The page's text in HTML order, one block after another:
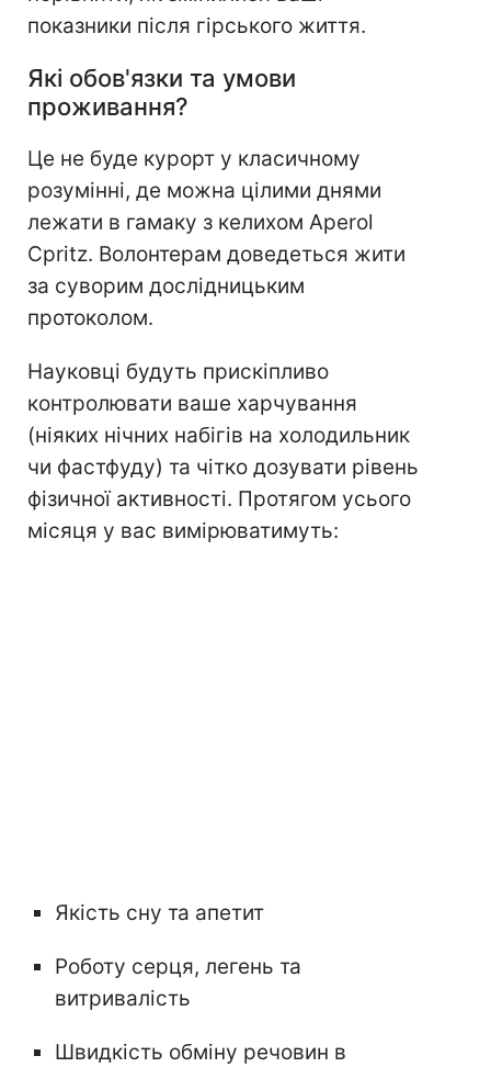
показники після гірського життя.
Які обов'язки та умови
проживання?
Це не буде курорт у класичному
розумінні, де можна цілими днями
лежати в гамаку з келихом Aperol
Cpritz. Волонтерам доведеться жити
за суворим дослідницьким
протоколом.
Науковці будуть прискіпливо
контролювати ваше харчування
(ніяких нічних набігів на холодильник
чи фастфуду) та чітко дозувати рівень
фізичної активності. Протягом усього
місяця у вас вимірюватимуть:
Якість сну та апетит
Роботу серця, легень та
витривалість
Швидкість обміну речовин в